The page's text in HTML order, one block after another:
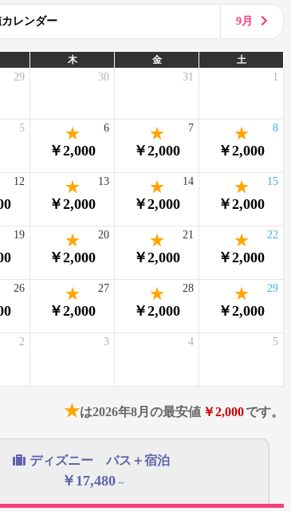
レンダー 9月
木 金 土
29 30 31 1
5
￥2,000
6
￥2,000
7
￥2,000
8
12
￥2,000
13
￥2,000
14
￥2,000
15
19
￥2,000
20
￥2,000
21
￥2,000
22
26
￥2,000
27
￥2,000
28
￥2,000
29
2 3 4 5
★は2026年8月の最安値 ￥2,000です。
ディズニー バス＋宿泊
￥17,480 ～